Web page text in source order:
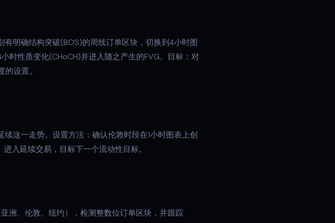
明确结构突破(BOS)的周线订单区块，切换到4小时图
时性质变化(CHoCH)并进入随之产生的FVG。目标：对
设置。
这一走势。设置方法：确认伦敦时段在1小时图表上创
入延续交易，目标下一个流动性目标。
洲、伦敦、纽约），检测整数位订单区块，并跟踪